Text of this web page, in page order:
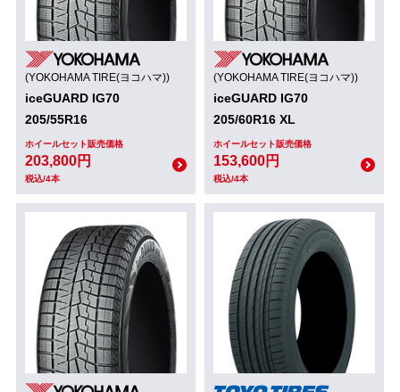
(YOKOHAMA TIRE(ヨコハマ))
iceGUARD IG70
205/55R16
ホイールセット販売価格
203,800円
税込/4本
(YOKOHAMA TIRE(ヨコハマ))
iceGUARD IG70
205/60R16 XL
ホイールセット販売価格
153,600円
税込/4本